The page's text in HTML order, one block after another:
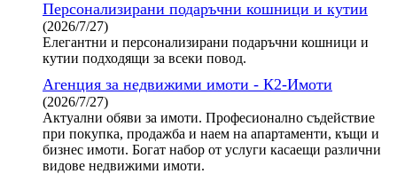
Персонализирани подаръчни кошници и кутии
(2026/7/27)
Елегантни и персонализирани подаръчни кошници и
кутии подходящи за всеки повод.
Агенция за недвижими имоти - К2-Имоти
(2026/7/27)
Актуални обяви за имоти. Професионално съдействие
при покупка, продажба и наем на апартаменти, къщи и
бизнес имоти. Богат набор от услуги касаещи различни
видове недвижими имоти.